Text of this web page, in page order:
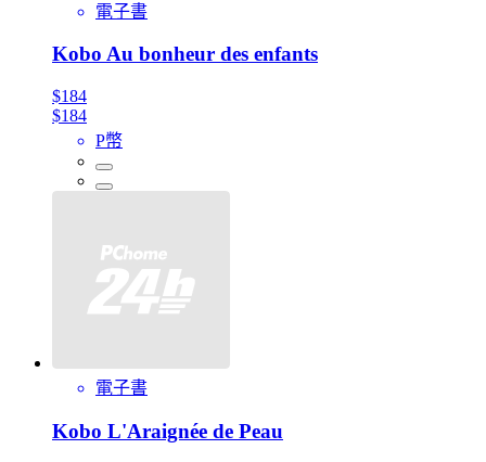
電子書
Kobo Au bonheur des enfants
$184
$184
P幣
電子書
Kobo L'Araignée de Peau